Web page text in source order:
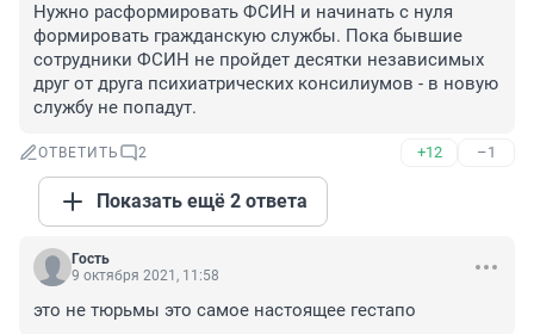
Нужно расформировать ФСИН и начинать с нуля
формировать гражданскую службы. Пока бывшие
сотрудники ФСИН не пройдет десятки независимых
друг от друга психиатрических консилиумов - в новую
службу не попадут.
ОТВЕТИТЬ 2 +12 –1
Показать ещё 2 ответа
Гость
9 октября 2021, 11:58
это не тюрьмы это самое настоящее гестапо